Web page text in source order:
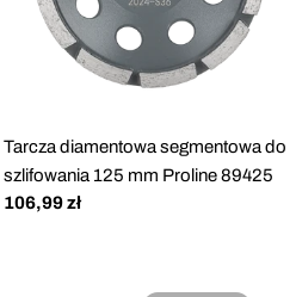
Tarcza diamentowa segmentowa do
szlifowania 125 mm Proline 89425
Cena
106,99 zł